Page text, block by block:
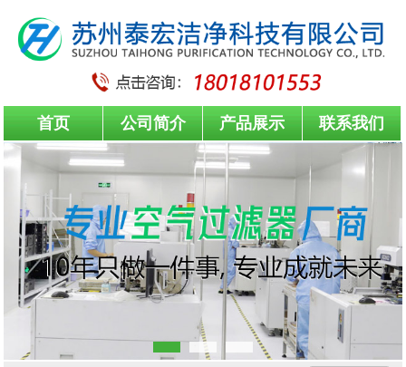
首页 公司简介 产品展示 联系我们